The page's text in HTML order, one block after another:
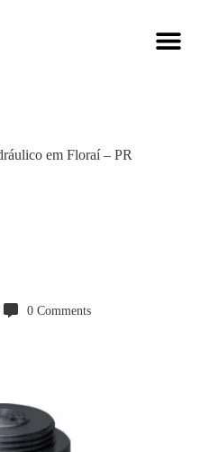
em Floraí – PR
0 Comments